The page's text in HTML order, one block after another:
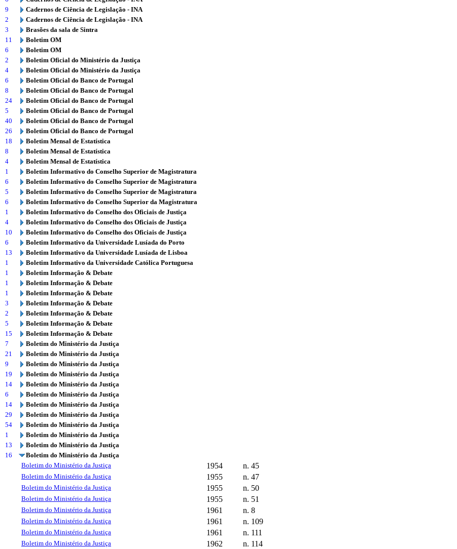
9
Cadernos de Ciência de Legislação - INA
2
Cadernos de Ciência de Legislação - INA
3
Brasões da sala de Sintra
11
Boletim OM
6
Boletim OM
2
Boletim Oficial do Ministério da Justiça
4
Boletim Oficial do Ministério da Justiça
6
Boletim Oficial do Banco de Portugal
8
Boletim Oficial do Banco de Portugal
24
Boletim Oficial do Banco de Portugal
5
Boletim Oficial do Banco de Portugal
40
Boletim Oficial do Banco de Portugal
26
Boletim Oficial do Banco de Portugal
18
Boletim Mensal de Estatística
8
Boletim Mensal de Estatística
4
Boletim Mensal de Estatística
1
Boletim Informativo do Conselho Superior de Magistratura
6
Boletim Informativo do Conselho Superior de Magistratura
5
Boletim Informativo do Conselho Superior de Magistratura
6
Boletim Informativo do Conselho Superior da Magistratura
1
Boletim Informativo do Conselho dos Oficiais de Justiça
4
Boletim Informativo do Conselho dos Oficiais de Justiça
10
Boletim Informativo do Conselho dos Oficiais de Justiça
6
Boletim Informativo da Universidade Lusíada do Porto
13
Boletim Informativo da Universidade Lusíada de Lisboa
1
Boletim Informativo da Universidade Católica Portuguesa
1
Boletim Informação & Debate
1
Boletim Informação & Debate
1
Boletim Informação & Debate
3
Boletim Informação & Debate
2
Boletim Informação & Debate
5
Boletim Informação & Debate
15
Boletim Informação & Debate
7
Boletim do Ministério da Justiça
21
Boletim do Ministério da Justiça
9
Boletim do Ministério da Justiça
19
Boletim do Ministério da Justiça
14
Boletim do Ministério da Justiça
6
Boletim do Ministério da Justiça
14
Boletim do Ministério da Justiça
29
Boletim do Ministério da Justiça
54
Boletim do Ministério da Justiça
1
Boletim do Ministério da Justiça
13
Boletim do Ministério da Justiça
16
Boletim do Ministério da Justiça
Boletim do Ministério da Justiça
1954 n. 45
Boletim do Ministério da Justiça 1955 n. 47
Boletim do Ministério da Justiça 1955 n. 50
Boletim do Ministério da Justiça 1955 n. 51
Boletim do Ministério da Justiça 1961 n. 8
Boletim do Ministério da Justiça 1961 n. 109
Boletim do Ministério da Justiça 1961 n. 111
Boletim do Ministério da Justiça 1962 n. 114